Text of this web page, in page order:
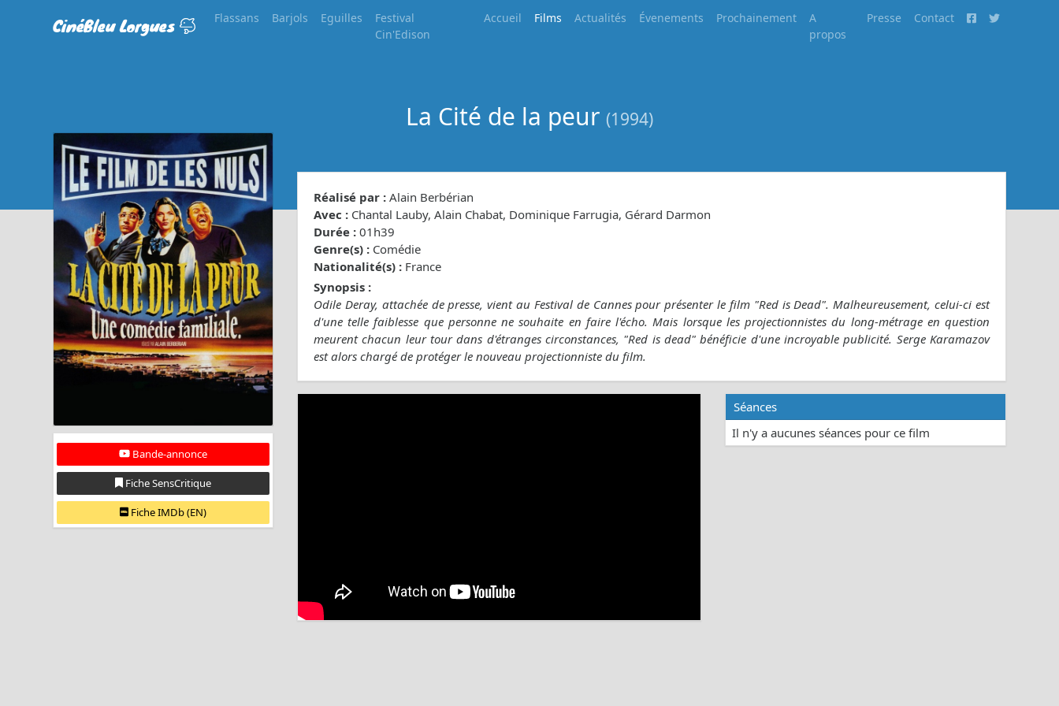
CinéBleu Lorgues Flassans Barjols Eguilles
Festival
Cin'Edison
Accueil Films Actualités Évenements Prochainement
A
propos
Presse Contact
La Cité de la peur (1994)
Bande-annonce
Fiche SensCritique
Fiche IMDb (EN)
Réalisé par : Alain Berbérian
Avec : Chantal Lauby, Alain Chabat, Dominique Farrugia, Gérard Darmon
Durée : 01h39
Genre(s) : Comédie
Nationalité(s) : France
Synopsis :
Odile Deray, attachée de presse, vient au Festival de Cannes pour présenter le film "Red is Dead". Malheureusement, celui-ci est
d'une telle faiblesse que personne ne souhaite en faire l'écho. Mais lorsque les projectionnistes du long-métrage en question
meurent chacun leur tour dans d'étranges circonstances, "Red is dead" bénéficie d'une incroyable publicité. Serge Karamazov
est alors chargé de protéger le nouveau projectionniste du film.
Séances
Il n'y a aucunes séances pour ce film